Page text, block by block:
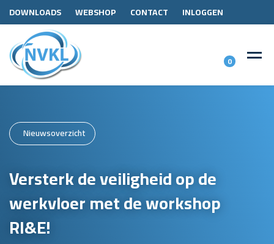
DOWNLOADS WEBSHOP CONTACT INLOGGEN
0
Nieuwsoverzicht
Versterk de veiligheid op de
werkvloer met de workshop
RI&E!